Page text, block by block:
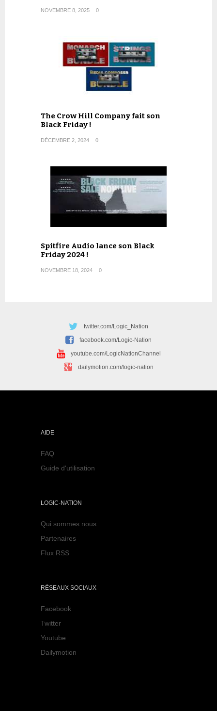
NOVEMBRE 8, 2025 0
The Crow Hill Company fait son
Black Friday !
DÉCEMBRE 2, 2024 0
Spitfire Audio lance son Black
Friday 2024 !
NOVEMBRE 18, 2024 0
twitter.com/Logic_Nation
facebook.com/Logic-Nation
youtube.com/LogicNationChannel
dailymotion.com/logic-nation
AIDE
FAQ
Guide d'utilisation
LOGIC-NATION
Qui sommes nous
Partenaires
Flux RSS
RÉSEAUX SOCIAUX
Facebook
Twitter
Youtube
Dailymotion